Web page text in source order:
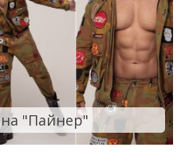
"Пайнер"